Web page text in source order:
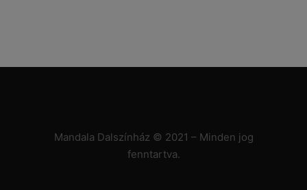
Mandala Dalszínház © 2021 – Minden jog
fenntartva.